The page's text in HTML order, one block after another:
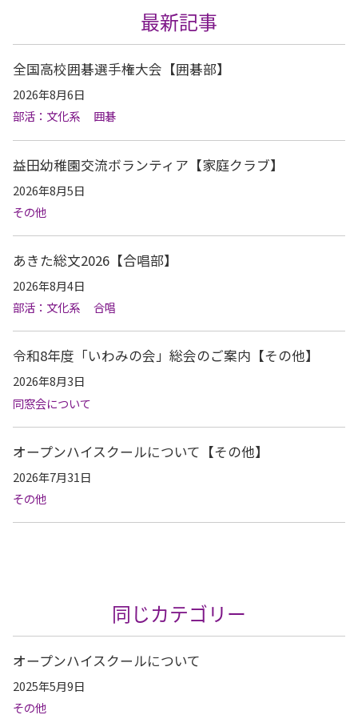
最新記事
全国高校囲碁選手権大会【囲碁部】
2026年8月6日
部活：文化系
囲碁
益田幼稚園交流ボランティア【家庭クラブ】
2026年8月5日
その他
あきた総文2026【合唱部】
2026年8月4日
部活：文化系
合唱
令和8年度「いわみの会」総会のご案内【その他】
2026年8月3日
同窓会について
オープンハイスクールについて【その他】
2026年7月31日
その他
同じカテゴリー
オープンハイスクールについて
2025年5月9日
その他